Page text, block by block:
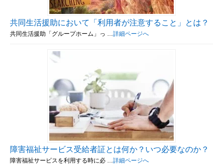
共同生活援助において「利用者が注意すること」とは？
共同生活援助「グループホーム」っ …詳細ページへ
障害福祉サービス受給者証とは何か？いつ必要なのか？
障害福祉サービスを利用する時に必 …詳細ページへ